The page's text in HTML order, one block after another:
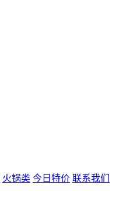
火锅类 今日特价 联系我们